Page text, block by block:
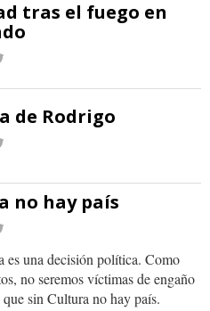
tras el fuego en
de Rodrigo
no hay país
es una decisión política. Como
no seremos víctimas de engaño
que sin Cultura no hay país.